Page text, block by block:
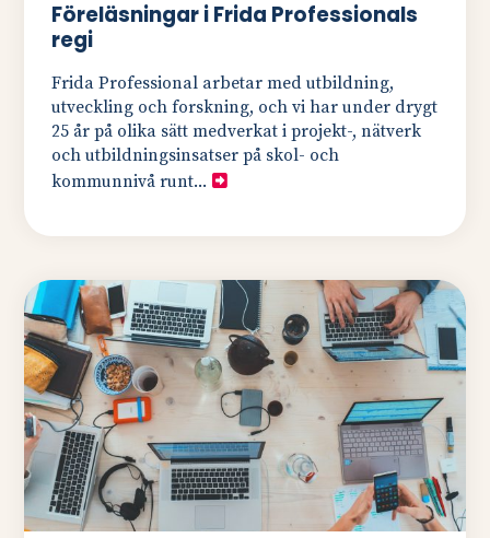
Föreläsningar i Frida Professionals
regi
Frida Professional arbetar med utbildning,
utveckling och forskning, och vi har under drygt
25 år på olika sätt medverkat i projekt-, nätverk
och utbildningsinsatser på skol- och
kommunnivå runt...